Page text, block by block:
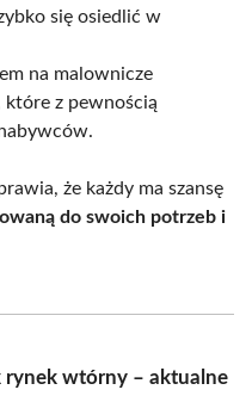
się osiedlić w
na malownicze
które z pewnością
że każdy ma szansę
do swoich potrzeb i
rynek wtórny – aktualne